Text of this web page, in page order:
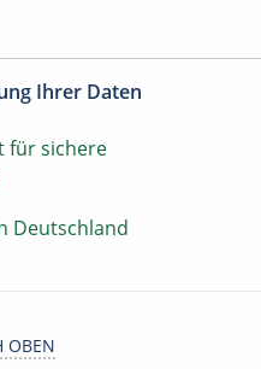
Ihrer Daten
für sichere
Deutschland
OBEN